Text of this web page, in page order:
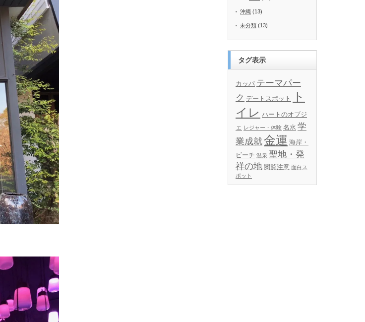
沖縄 (13)
未分類 (13)
タグ表示
カッパ テーマパー
ク デートスポット
ト
イレ ハートのオブジ
ェ レジャー・体験 名水 学
業成就金運 海岸・
ビーチ 温泉 聖地・発
祥の地 閲覧注意 面白ス
ポット